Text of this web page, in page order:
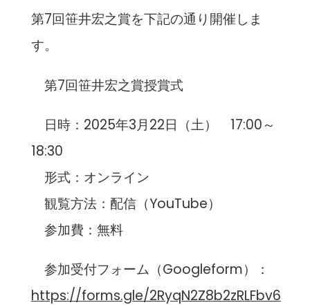
第7回笹井宏之賞を下記の通り開催しま
す。
第7回笹井宏之賞授賞式
日時：2025年3月22日（土） 17:00～
18:30
形式：オンライン
観覧方法：配信（YouTube）
参加費：無料
参加受付フォーム（Googleform）：
https://forms.gle/2RyqN2Z8b2zRLFbv6